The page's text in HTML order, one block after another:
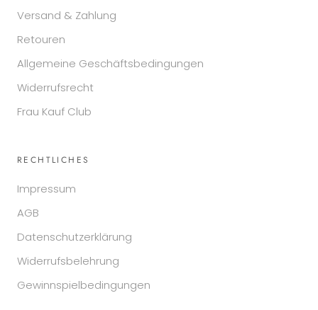
Versand & Zahlung
Retouren
Allgemeine Geschäftsbedingungen
Widerrufsrecht
Frau Kauf Club
RECHTLICHES
Impressum
AGB
Datenschutzerklärung
Widerrufsbelehrung
Gewinnspielbedingungen